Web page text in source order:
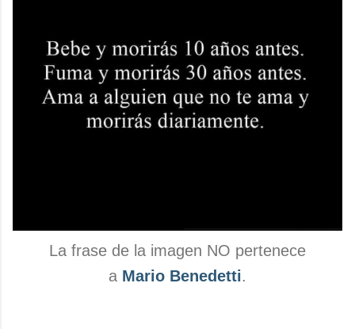
La frase de la imagen NO pertenece
a Mario Benedetti.